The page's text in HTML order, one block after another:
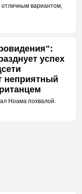
вариантом,
успех
неприятный
Ноама похвалой.